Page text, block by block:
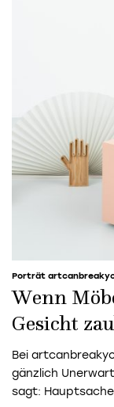
Porträt
Wenn
Gesicht
Bei
gänzlich
sagt: